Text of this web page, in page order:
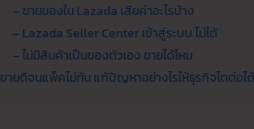
– ขายของใน Lazada เสียค่าอะไรบ้าง
– Lazada Seller Center เข้าสู่ระบบ ไม่ได้
– ไม่มีสินค้าเป็นของตัวเอง ขายได้ไหม
ขายดีจนแพ็คไม่ทัน แก้ปัญหาอย่างไรให้ธุรกิจโตต่อได้